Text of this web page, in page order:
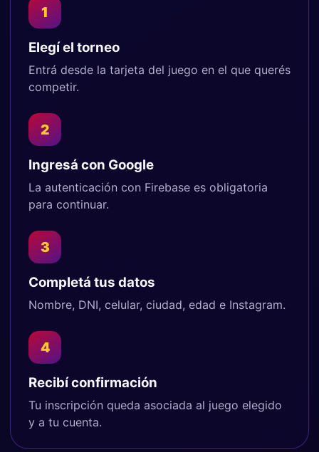
1
Elegí el torneo
Entrá desde la tarjeta del juego en el que querés
competir.
2
Ingresá con Google
La autenticación con Firebase es obligatoria
para continuar.
3
Completá tus datos
Nombre, DNI, celular, ciudad, edad e Instagram.
4
Recibí confirmación
Tu inscripción queda asociada al juego elegido
y a tu cuenta.